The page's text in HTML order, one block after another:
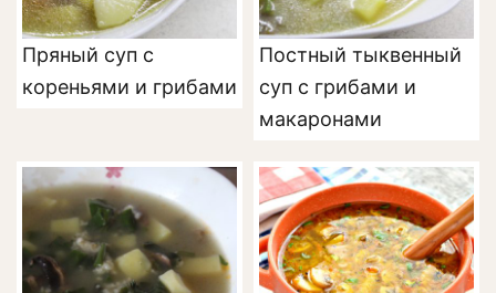
Пряный суп с
кореньями и грибами
Постный тыквенный
суп с грибами и
макаронами